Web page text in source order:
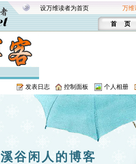
设万维读者为首页 万维
首 页
发表日志 控制面板 个人相册
溪谷闲人的博客